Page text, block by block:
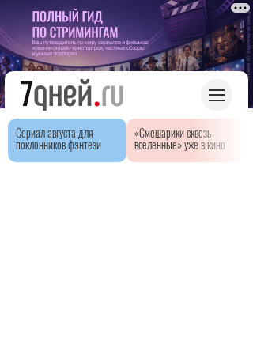
Сериал августа для
поклонников фэнтези
«Смешарики сквозь
вселенные» уже в кино